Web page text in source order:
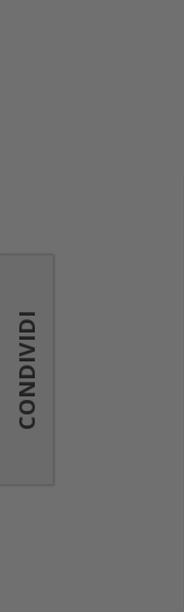
CONDIVIDI
CONDIVIDI